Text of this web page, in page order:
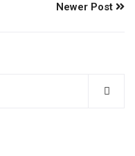
Newer Post